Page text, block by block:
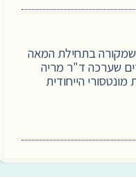
שמקורה בתחילת המאה
שערכה ד"ר מריה
הייחודית